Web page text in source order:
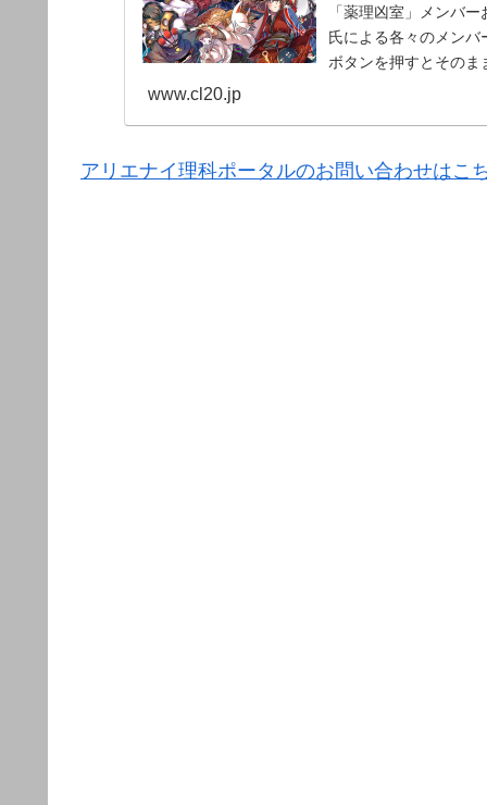
「薬理凶室」メンバ
氏による各々のメン
ボタンを押すとその
www.cl20.jp
アリエナイ理科ポータルのお問い合わせはこ